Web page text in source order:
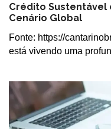
Crédito Sustentável
Cenário Global
Fonte: https://
está vivendo uma